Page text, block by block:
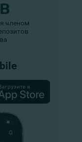
членом